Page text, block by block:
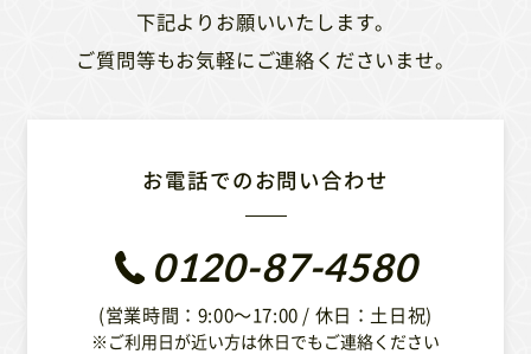
下記よりお願いいたします。
ご質問等もお気軽にご連絡くださいませ。
お電話でのお問い合わせ
0120-87-4580
(営業時間：9:00〜17:00 / 休日：土日祝)
※ご利用日が近い方は休日でもご連絡ください